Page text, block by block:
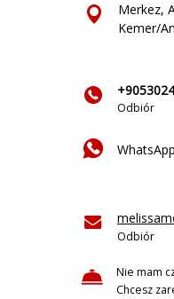
Merkez,
Kemer/
Odbiór
Odbiór
Nie mam
Chcesz